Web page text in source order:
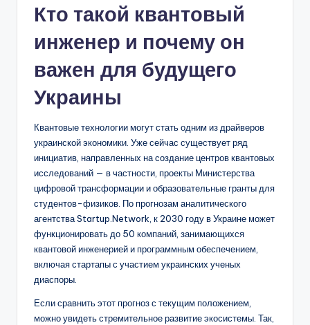
Кто такой квантовый
инженер и почему он
важен для будущего
Украины
Квантовые технологии могут стать одним из драйверов
украинской экономики. Уже сейчас существует ряд
инициатив, направленных на создание центров квантовых
исследований — в частности, проекты Министерства
цифровой трансформации и образовательные гранты для
студентов-физиков. По прогнозам аналитического
агентства Startup.Network, к 2030 году в Украине может
функционировать до 50 компаний, занимающихся
квантовой инженерией и программным обеспечением,
включая стартапы с участием украинских ученых
диаспоры.
Если сравнить этот прогноз с текущим положением,
можно увидеть стремительное развитие экосистемы. Так,